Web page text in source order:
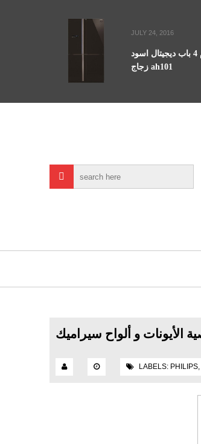
JULY 24, 2016
شارب ثلاجة 30 قدم 4 باب ديجيتال اسود
زجاج ah101
LABELS: PHILIPS